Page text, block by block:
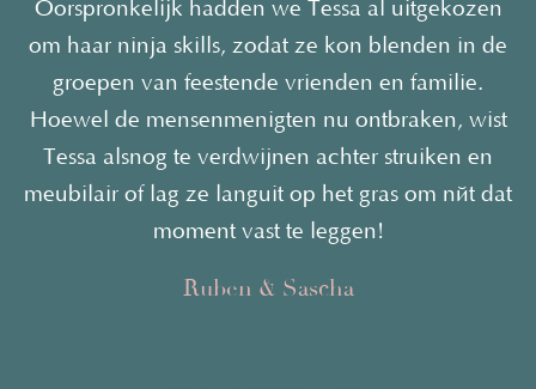
Oorspronkelijk hadden we Tessa al uitgekozen
om haar ninja skills, zodat ze kon blenden in de
groepen van feestende vrienden en familie.
Hoewel de mensenmenigten nu ontbraken, wist
Tessa alsnog te verdwijnen achter struiken en
meubilair of lag ze languit op het gras om nét dat
moment vast te leggen!
Ruben & Sascha